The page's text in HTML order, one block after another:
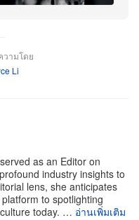
ลุคทวีดสูทประดับเพชร
ตัว
ปซูลนี้ยังต่อยอดความ
ถ่ายทอดภาพ
ร์ตย้อนยุคสุดขี้เล่น
คือนาฬิกาแหวน
ำนวนอย่างเคร่งครัด
วามโดย
Li
as an Editor on
industry insights to
lens, she anticipates
to spotlighting
today. … อ่านเพิ่มเติม